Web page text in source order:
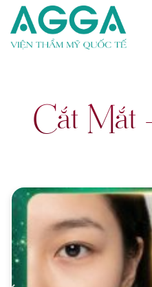
Cắt Mắt